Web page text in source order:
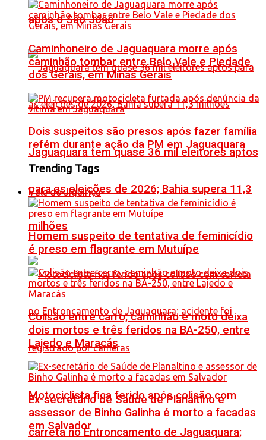
após o São João
Jaguaquara tem quase 36 mil eleitores aptos
para as eleições de 2026; Bahia supera 11,3
milhões
Motociclista fica ferido após colisão com
carreta no Entroncamento de Jaguaquara;
Caminhoneiro de Jaguaquara morre após
caminhão tombar entre Belo Vale e Piedade
dos Gerais, em Minas Gerais
Dois suspeitos são presos após fazer família
refém durante ação da PM em Jaguaquara
Trending Tags
Vale do Jiquiriçá
Homem suspeito de tentativa de feminicídio
é preso em flagrante em Mutuípe
Colisão entre carro, caminhão e moto deixa
dois mortos e três feridos na BA-250, entre
Lajedo e Maracás
Ex-secretário de Saúde de Planaltino e
assessor de Binho Galinha é morto a facadas
em Salvador